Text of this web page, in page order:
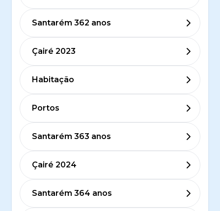
Santarém 362 anos
Çairé 2023
Habitação
Portos
Santarém 363 anos
Çairé 2024
Santarém 364 anos